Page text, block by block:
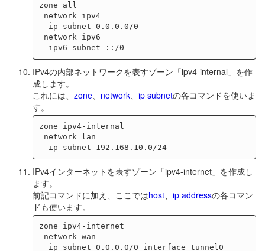
zone all
IPv4の内部ネットワークを表すゾーン「ipv4-internal」を作
成します。
これには、 zone network ip subnetの各コマンドを使いま
す。
zone ipv4-internal
  ip subnet 192.168.10.0/24
IPv4インターネットを表すゾーン「ipv4-internet」を作成し
ます。
前記コマンドに加え、ここではhost ip addressの各コマン
ドも使います。
zone ipv4-internet